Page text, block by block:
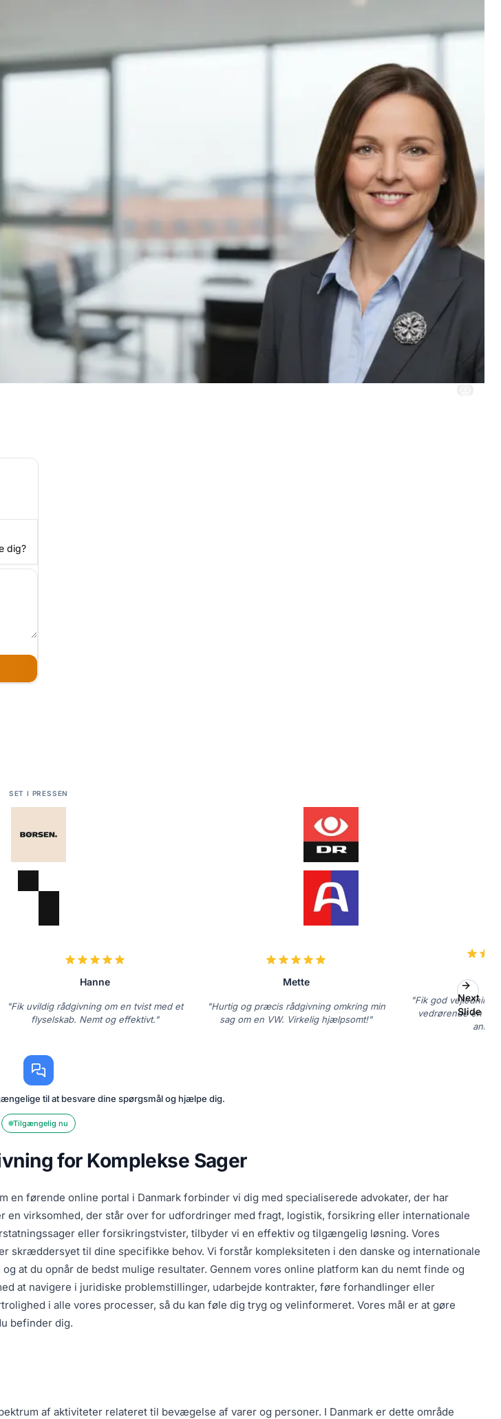
dig?
SET I PRESSEN
Hanne
"Fik uvildig rådgivning om en tvist med et
flyselskab. Nemt og effektivt."
Mette
"Hurtig og præcis rådgivning omkring min
sag om en VW. Virkelig hjælpsomt!"
"Fik god vejledning
vedrørende en
Next
Slide
til at besvare dine spørgsmål og hjælpe dig.
Tilgængelig nu
for Komplekse Sager
førende online portal i Danmark forbinder vi dig med specialiserede advokater, der har
virksomhed, der står over for udfordringer med fragt, logistik, forsikring eller internationale
eller forsikringstvister, tilbyder vi en effektiv og tilgængelig løsning. Vores
til dine specifikke behov. Vi forstår kompleksiteten i den danske og internationale
at du opnår de bedst mulige resultater. Gennem vores online platform kan du nemt finde og
at navigere i juridiske problemstillinger, udarbejde kontrakter, føre forhandlinger eller
i alle vores processer, så du kan føle dig tryg og velinformeret. Vores mål er at gøre
befinder dig.
af aktiviteter relateret til bevægelse af varer og personer. I Danmark er dette område